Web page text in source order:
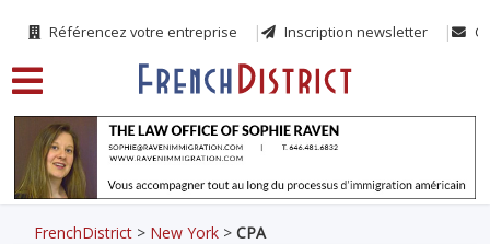
Référencez votre entreprise Inscription newsletter
FrenchDistrict > New York >CPA